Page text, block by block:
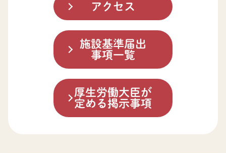
アクセス
施設基準届出
事項一覧
厚生労働大臣が
定める掲示事項